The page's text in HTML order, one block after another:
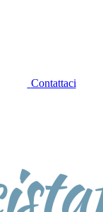
Contattaci